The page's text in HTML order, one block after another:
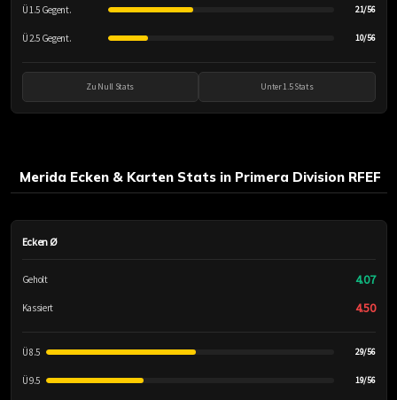
Ü 1.5 Gegent. 21/56
Ü 2.5 Gegent. 10/56
Zu Null Stats Unter 1.5 Stats
Merida Ecken & Karten Stats in Primera Division RFEF
Ecken Ø
Geholt 4.07
Kassiert 4.50
Ü 8.5 29/56
Ü 9.5 19/56